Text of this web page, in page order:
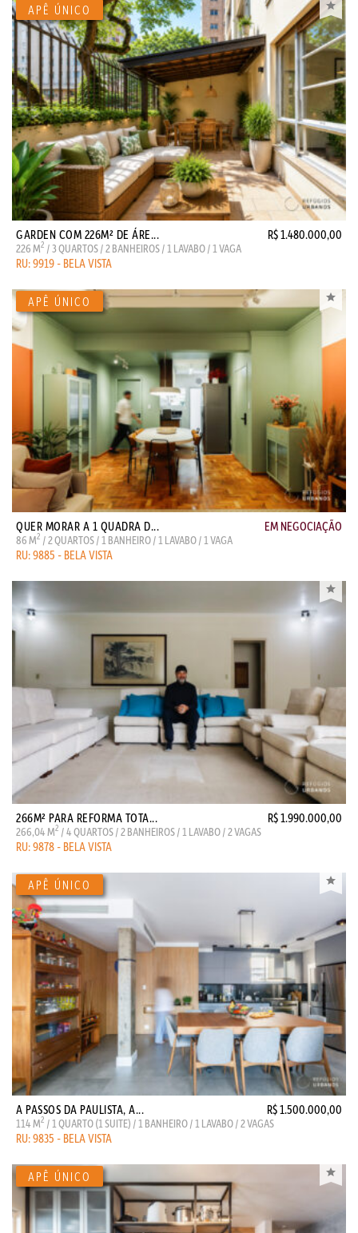
GARDEN COM 226M² DE ÁRE... R$ 1.480.000,00
226 M2 / 3 QUARTOS / 2 BANHEIROS / 1 LAVABO / 1 VAGA
RU: 9919 - BELA VISTA
QUER MORAR A 1 QUADRA D... EM NEGOCIAÇÃO
86 M2 / 2 QUARTOS / 1 BANHEIRO / 1 LAVABO / 1 VAGA
RU: 9885 - BELA VISTA
266M² PARA REFORMA TOTA... R$ 1.990.000,00
266,04 M2 / 4 QUARTOS / 2 BANHEIROS / 1 LAVABO / 2 VAGAS
RU: 9878 - BELA VISTA
A PASSOS DA PAULISTA, A... R$ 1.500.000,00
114 M2 / 1 QUARTO (1 SUITE) / 1 BANHEIRO / 1 LAVABO / 2 VAGAS
RU: 9835 - BELA VISTA